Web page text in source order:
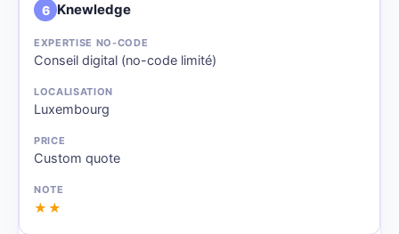
6 Knewledge
Conseil digital (no-code limité)
Luxembourg
Custom quote
★★